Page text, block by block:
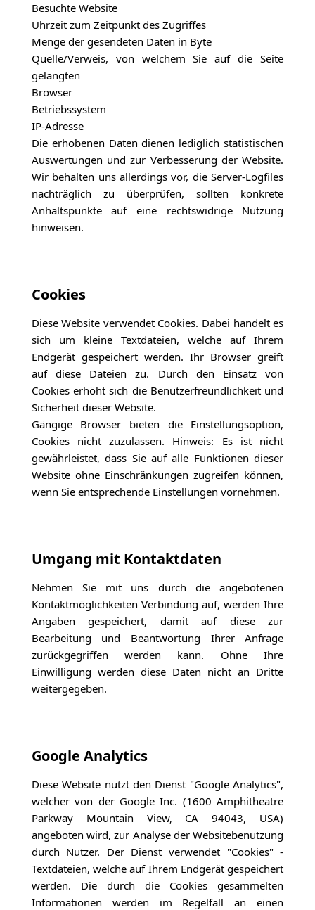
Besuchte Website
Uhrzeit zum Zeitpunkt des Zugriffes
Menge der gesendeten Daten in Byte
Quelle/Verweis, von welchem Sie auf die Seite
gelangten
Browser
Betriebssystem
IP-Adresse
Die erhobenen Daten dienen lediglich statistischen
Auswertungen und zur Verbesserung der Website.
Wir behalten uns allerdings vor, die Server-Logfiles
nachträglich zu überprüfen, sollten konkrete
Anhaltspunkte auf eine rechtswidrige Nutzung
hinweisen.
Cookies
Diese Website verwendet Cookies. Dabei handelt es
sich um kleine Textdateien, welche auf Ihrem
Endgerät gespeichert werden. Ihr Browser greift
auf diese Dateien zu. Durch den Einsatz von
Cookies erhöht sich die Benutzerfreundlichkeit und
Sicherheit dieser Website.
Gängige Browser bieten die Einstellungsoption,
Cookies nicht zuzulassen. Hinweis: Es ist nicht
gewährleistet, dass Sie auf alle Funktionen dieser
Website ohne Einschränkungen zugreifen können,
wenn Sie entsprechende Einstellungen vornehmen.
Umgang mit Kontaktdaten
Nehmen Sie mit uns durch die angebotenen
Kontaktmöglichkeiten Verbindung auf, werden Ihre
Angaben gespeichert, damit auf diese zur
Bearbeitung und Beantwortung Ihrer Anfrage
zurückgegriffen werden kann. Ohne Ihre
Einwilligung werden diese Daten nicht an Dritte
weitergegeben.
Google Analytics
Diese Website nutzt den Dienst "Google Analytics",
welcher von der Google Inc. (1600 Amphitheatre
Parkway Mountain View, CA 94043, USA)
angeboten wird, zur Analyse der Websitebenutzung
durch Nutzer. Der Dienst verwendet "Cookies" -
Textdateien, welche auf Ihrem Endgerät gespeichert
werden. Die durch die Cookies gesammelten
Informationen werden im Regelfall an einen